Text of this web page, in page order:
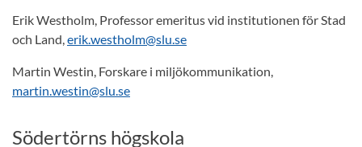
Erik Westholm, Professor emeritus vid institutionen för Stad
och Land,erik.westholm@slu.se
Martin Westin, Forskare i miljökommunikation,
martin.westin@slu.se
Södertörns högskola